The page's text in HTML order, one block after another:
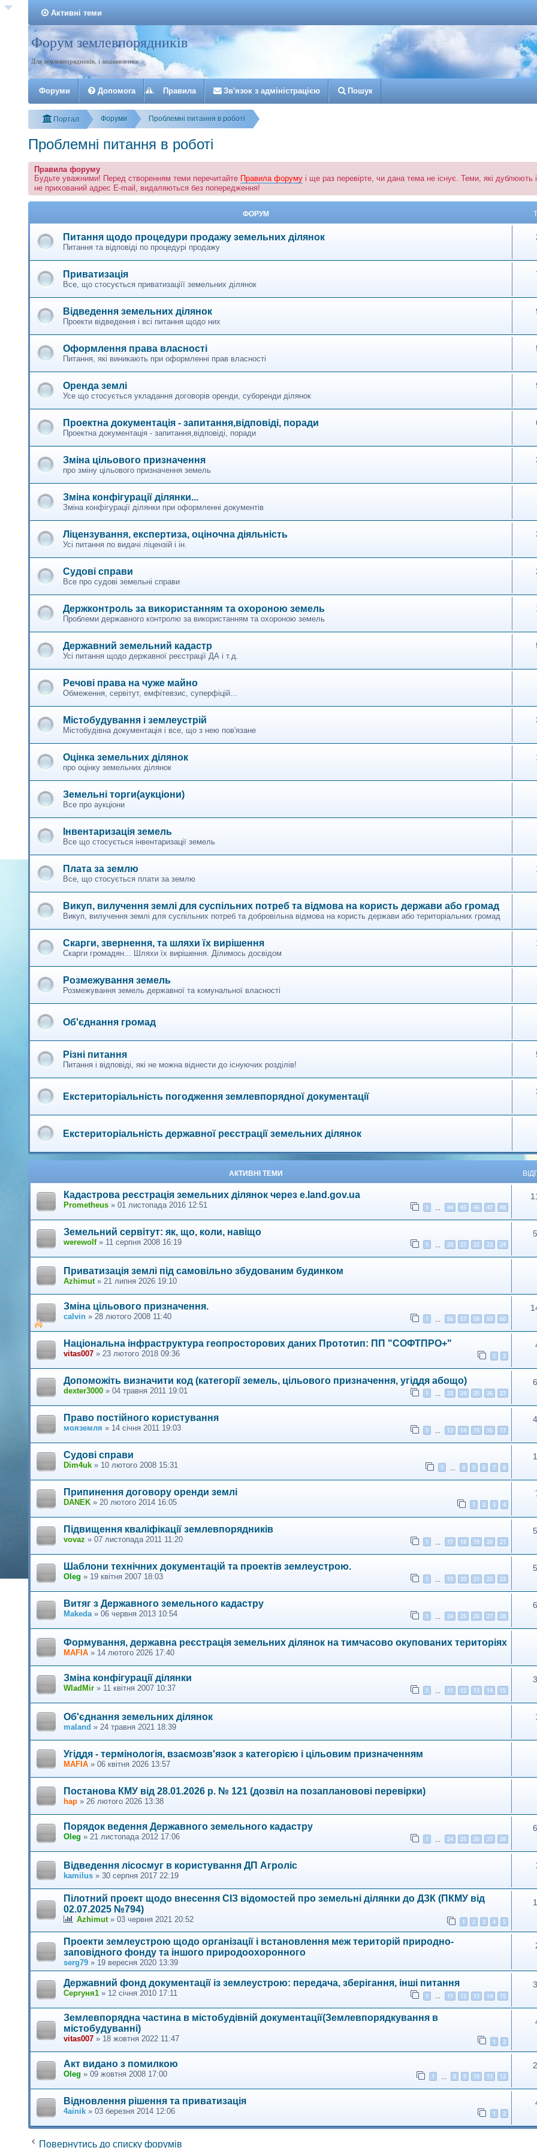
Активні теми
Реєстрація
Форум землевпорядників
Для землевпорядників, і зацікавлених
Форуми Допомога Правила Зв'язок з адміністрацією Пошук
Портал Форуми Проблемні питання в роботі
Проблемні питання в роботі
Правила форуму
Будьте уважними! Перед створенням теми перечитайте Правила форуму і ще раз перевірте, чи дана тема не існує. Теми, які
не прихований адрес E-mail, видаляються без попередження!
ФОРУМ
Питання щодо процедури продажу земельних ділянок
Питання та відповіді по процедурі продажу
Приватизація
Все, що стосується приватизаціїї земельних ділянок
Відведення земельних ділянок
Проекти відведення і всі питання щодо них
Оформлення права власності
Питання, які виникають при оформленні прав власності
Оренда землі
Усе що стосується укладання договорів оренди, суборенди ділянок
Проектна документація - запитання,відповіді, поради
Проектна документація - запитання,відповіді, поради
Зміна цільового призначення
про зміну цільового призначення земель
Зміна конфігурації ділянки...
Зміна конфігурації ділянки при оформленні документів
Ліцензування, експертиза, оціночна діяльність
Усі питання по видачі ліцензій і ін.
Судові справи
Все про судові земельні справи
Держконтроль за використанням та охороною земель
Проблеми державного контролю за використанням та охороною земель
Державний земельний кадастр
Усі питання щодо державної реєстрації ДА і т.д.
Речові права на чуже майно
Обмеження, сервітут, емфітевзис, суперфіцій...
Містобудування і землеустрій
Містобудівна документація і все, що з нею пов'язане
Оцінка земельних ділянок
про оцінку земельних ділянок
Земельні торги(аукціони)
Все про аукціони
Інвентаризація земель
Все що стосується інвентаризації земель
Плата за землю
Все, що стосується плати за землю
Викуп, вилучення землі для суспільних потреб та відмова на користь держави або громад
Викуп, вилучення землі для суспільних потреб та добровільна відмова на користь держави або територіальних громад
Скарги, звернення, та шляхи їх вирішення
Скарги громадян... Шляхи їх вирішення. Ділимось досвідом
Розмежування земель
Розмежування земель державної та комунальної власності
Об'єднання громад
Різні питання
Питання і відповіді, які не можна віднести до існуючих розділів!
Екстериторіальність погодження землевпорядної документації
Екстериторіальність державної реєстрації земельних ділянок
АКТИВНІ ТЕМИ
Кадастрова реєстрація земельних ділянок через e.land.gov.ua
Prometheus » 01 листопада 2016 12:51 1 44 45 46 47 48
Земельний сервітут: як, що, коли, навіщо
werewolf» 11 серпня 2008 16:19 1 20 21 22 23 24
Приватизація землі під самовільно збудованим будинком
Azhimut» 21 липня 2026 19:10
Зміна цільового призначення.
calvin » 28 лютого 2008 11:40 1 56 57 58 59 60
Національна інфраструктура геопросторових даних Прототип: ПП "СОФТПРО+"
vitas007 » 23 лютого 2018 09:36 1 2
Допоможіть визначити код (категорії земель, цільового призначення, угіддя абощо)
dexter3000 » 04 травня 2011 19:01 1 23 24 25 26 27
Право постійного користування
мояземля » 14 січня 2011 19:03 1 13 14 15 16 17
Судові справи
Dim4uk » 10 лютого 2008 15:31 1 4 5 6 7 8
Припинення договору оренди землі
DANEK » 20 лютого 2014 16:05 1 2 3 4
Підвищення кваліфікації землевпорядників
vovaz » 07 листопада 2011 11:20 1 17 18 19 20 21
Шаблони технічних документацій та проектів землеустрою.
Oleg » 19 квітня 2007 18:03 1 19 20 21 22 23
Витяг з Державного земельного кадастру
Makeda » 06 червня 2013 10:54 1 24 25 26 27 28
Формування, державна реєстрація земельних ділянок на тимчасово окупованих територіях
MAFIA » 14 лютого 2026 17:40
Зміна конфігурації ділянки
WladMir » 11 квітня 2007 10:37 1 11 12 13 14 15
Об'єднання земельних ділянок
maland » 24 травня 2021 18:39
Угіддя - термінологія, взаємозв'язок з категорією і цільовим призначенням
MAFIA » 06 квітня 2026 13:57
Постанова КМУ від 28.01.2026 р. № 121 (дозвіл на позаплановові перевірки)
hap » 26 лютого 2026 13:38
Порядок ведення Державного земельного кадастру
Oleg » 21 листопада 2012 17:06 1 24 25 26 27 28
Відведення лісосмуг в користування ДП Агроліс
kamilus » 30 серпня 2017 22:19
Пілотний проект щодо внесення СІЗ відомостей про земельні ділянки до ДЗК (ПКМУ від
02.07.2025 №794)
Azhimut» 03 червня 2021 20:52 1 2 3 4 5
Проекти землеустрою щодо організації і встановлення меж територій природно-
заповідного фонду та іншого природоохоронного
serg79 » 19 вересня 2020 13:39
Державний фонд документації із землеустрою: передача, зберігання, інші питання
Сергуня1 » 12 січня 2010 17:11 1 … 11 12 13 14 15
Землевпорядна частина в містобудівній документації(Землевпорядкування в
містобудуванні)
vitas007 » 18 жовтня 2022 11:47 1 2
Акт видано з помилкою
Oleg » 09 жовтня 2008 17:00 1 8 9 10 11 12
Відновлення рішення та приватизація
4ainik » 03 березня 2014 12:06 1 2
Повернутись до списку форумів